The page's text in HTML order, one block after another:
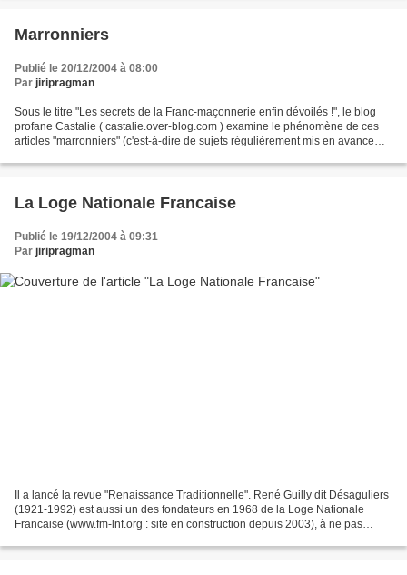
Marronniers
Publié le 20/12/2004 à 08:00
Par jiripragman
Sous le titre "Les secrets de la Franc-maçonnerie enfin dévoilés !", le blog
profane Castalie ( castalie.over-blog.com ) examine le phénomène de ces
articles "marronniers" (c'est-à-dire de sujets régulièrement mis en avance
La Loge Nationale Francaise
Publié le 19/12/2004 à 09:31
Par jiripragman
Il a lancé la revue "Renaissance Traditionnelle". René Guilly dit Désaguliers
(1921-1992) est aussi un des fondateurs en 1968 de la Loge Nationale
Francaise (www.fm-lnf.org : site en construction depuis 2003), à ne pas